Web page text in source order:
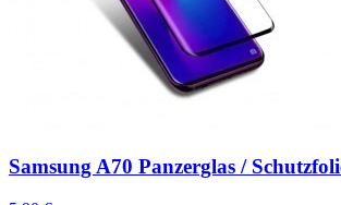
Samsung A70 Panzerglas /